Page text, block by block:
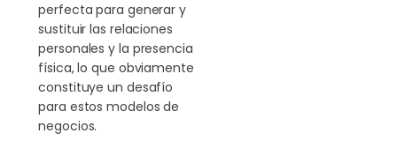
perfecta para generar y
sustituir las relaciones
personales y la presencia
física, lo que obviamente
constituye un desafío
para estos modelos de
negocios.